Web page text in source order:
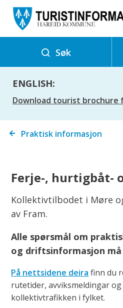
Søk
ENGLISH:
Download tourist brochure
Du Praktisk informasjon
Ferje-, hurtigbåt-
Kollektivtilbodet i Møre
av Fram.
Alle spørsmål om
og driftsinformasjon må
På nettsidene deira finn du
rutetider, avviksmeldingar
kollektivtrafikken i fylket.